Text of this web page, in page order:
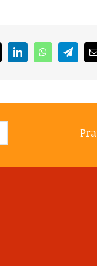
LinkedInWhatsApp